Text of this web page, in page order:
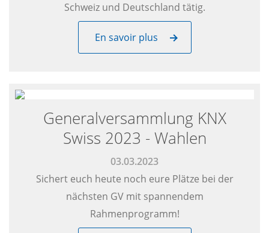
Schweiz und Deutschland tätig.
En savoir plus
Generalversammlung KNX
Swiss 2023 - Wahlen
03.03.2023
Sichert euch heute noch eure Plätze bei der
nächsten GV mit spannendem
Rahmenprogramm!